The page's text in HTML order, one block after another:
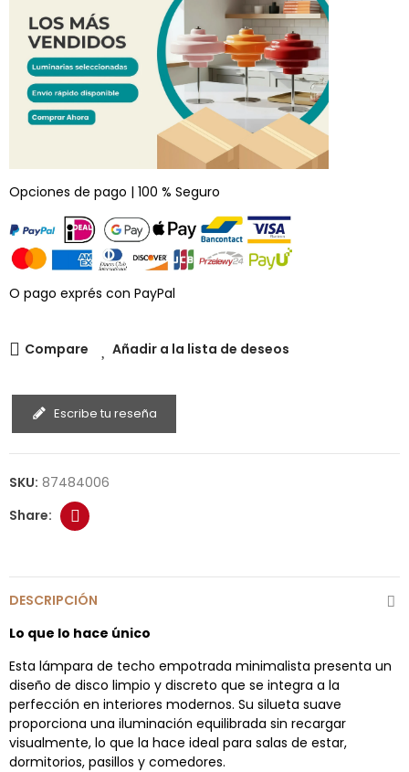
Opciones de pago | 100 % Seguro
O pago exprés con PayPal
Compare Añadir a la lista de deseos
Escribe tu reseña
SKU: 87484006
DESCRIPCIÓN
Lo que lo hace único
Esta lámpara de techo empotrada minimalista presenta un
diseño de disco limpio y discreto que se integra a la
perfección en interiores modernos. Su silueta suave
proporciona una iluminación equilibrada sin recargar
visualmente, lo que la hace ideal para salas de estar,
dormitorios, pasillos y comedores.